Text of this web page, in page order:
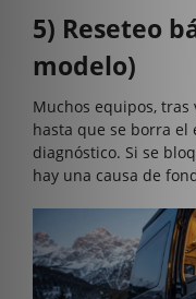
5) Reseteo
modelo)
Muchos equipos,
hasta que se borra el
diagnóstico. Si se
hay una causa de